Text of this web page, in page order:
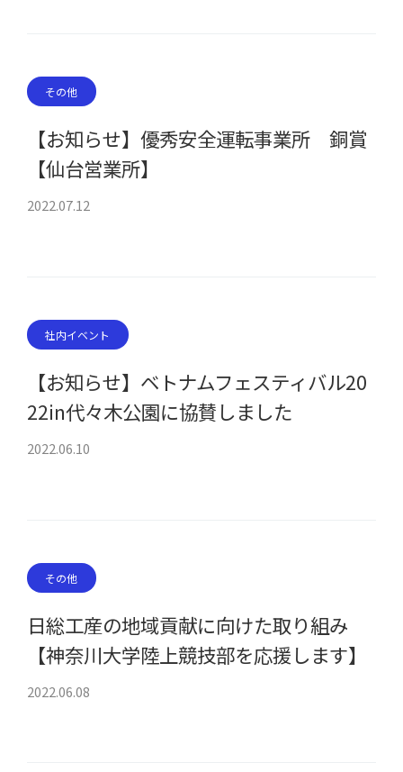
その他
【お知らせ】優秀安全運転事業所 銅賞
【仙台営業所】
2022.07.12
社内イベント
【お知らせ】ベトナムフェスティバル20
22in代々木公園に協賛しました
2022.06.10
その他
日総工産の地域貢献に向けた取り組み
【神奈川大学陸上競技部を応援します】
2022.06.08